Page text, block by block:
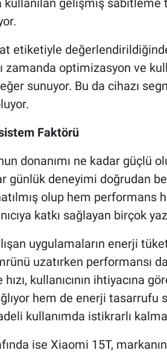
kullanılan gelişmiş
etiketiyle
zamanda optimizasyon ve
sunuyor. Bu da cihazı
Faktörü
donanımı ne kadar güçlü
günlük deneyimi doğrudan
olup hem performans
katkı sağlayan birçok
uygulamaların enerji
uzatırken performansı
kullanıcının ihtiyacına
hem de enerji
kullanımda istikrarlı
ise Xiaomi 15T,